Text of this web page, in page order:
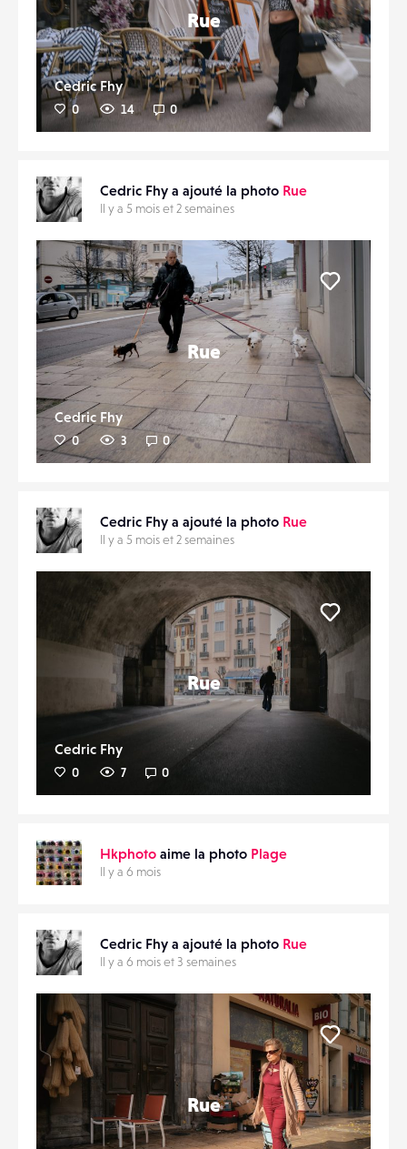
Rue
Cedric Fhy
0 14 0
Cedric Fhy a ajouté la photo Rue
Il y a 5 mois et 2 semaines
Rue
Cedric Fhy
0 3 0
Cedric Fhy a ajouté la photo Rue
Il y a 5 mois et 2 semaines
Rue
Cedric Fhy
0 7 0
Hkphoto aime la photo Plage
Il y a 6 mois
Cedric Fhy a ajouté la photo Rue
Il y a 6 mois et 3 semaines
Rue
Liker